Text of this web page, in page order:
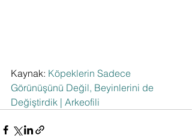
Kaynak: Köpeklerin Sadece
Görünüşünü Değil, Beyinlerini de
Değiştirdik | Arkeofili